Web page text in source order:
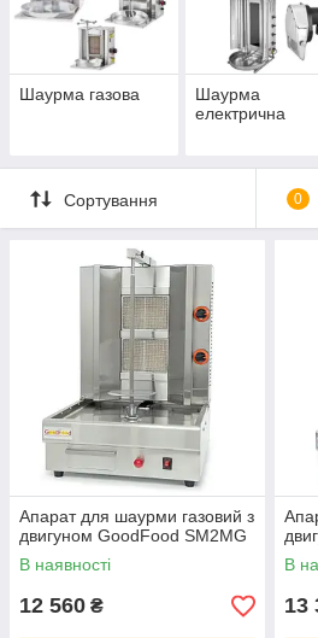
Шаурма газова
Шаурма
електрична
Сортування 0
Апарат для шаурми газовий з
двигуном GoodFood SM2MG
В наявності
12 560 ₴
В
13